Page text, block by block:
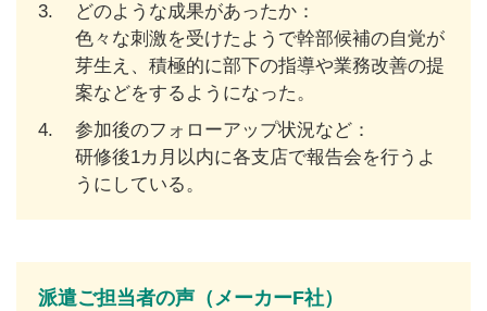
3.
どのような成果があったか：
色々な刺激を受けたようで幹部候補の自覚が
芽生え、積極的に部下の指導や業務改善の提
案などをするようになった。
4.
参加後のフォローアップ状況など：
研修後1カ月以内に各支店で報告会を行うよ
うにしている。
派遣ご担当者の声（メーカーF社）